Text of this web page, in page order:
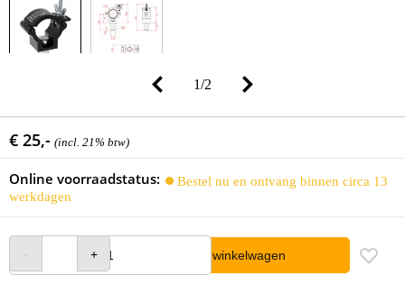
1/2
€ 25,- (incl. 21% btw)
Online voorraadstatus:
Bestel nu en ontvang binnen circa 13
werkdagen
In winkelwagen